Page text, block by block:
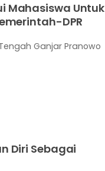
Mahasiswa Untuk
DPR
Ganjar Pranowo
Diri Sebagai